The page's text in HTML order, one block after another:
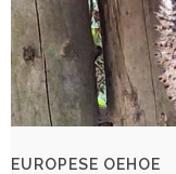
EUROPESE OEHOE